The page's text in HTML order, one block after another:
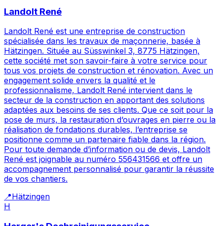
Landolt René
Landolt René est une entreprise de construction
spécialisée dans les travaux de maçonnerie, basée à
Hätzingen. Située au Süsswinkel 3, 8775 Hätzingen,
cette société met son savoir-faire à votre service pour
tous vos projets de construction et rénovation. Avec un
engagement solide envers la qualité et le
professionnalisme, Landolt René intervient dans le
secteur de la construction en apportant des solutions
adaptées aux besoins de ses clients. Que ce soit pour la
pose de murs, la restauration d’ouvrages en pierre ou la
réalisation de fondations durables, l’entreprise se
positionne comme un partenaire fiable dans la région.
Pour toute demande d’information ou de devis, Landolt
René est joignable au numéro 556431566 et offre un
accompagnement personnalisé pour garantir la réussite
de vos chantiers.
📍Hätzingen
H